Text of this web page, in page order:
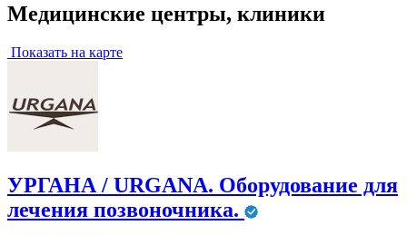
Медицинские центры, клиники
Показать на карте
УРГАНА / URGANA. Оборудование для
лечения позвоночника.